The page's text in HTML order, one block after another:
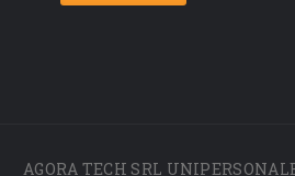
AGORA TECH SRL